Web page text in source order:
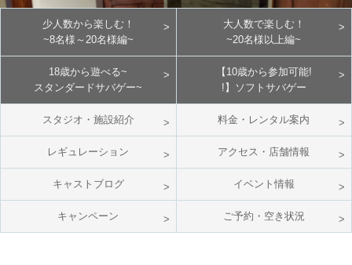
少人数から楽しむ！
~8名様～20名様編~
大人数で楽しむ！
~20名様以上編~
18歳から遊べる~
スタンダードサバゲー~
【10歳から参加可能!
!】ソフトサバゲー
スタジオ・施設紹介 料金・レンタル案内
レギュレーション アクセス・店舗情報
キャストブログ イベント情報
キャンペーン ご予約・空き状況